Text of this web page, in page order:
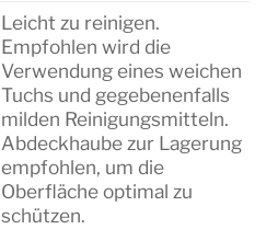
Leicht zu reinigen.
Empfohlen wird die
Verwendung eines weichen
Tuchs und gegebenenfalls
milden Reinigungsmitteln.
Abdeckhaube zur Lagerung
empfohlen, um die
Oberfläche optimal zu
schützen.